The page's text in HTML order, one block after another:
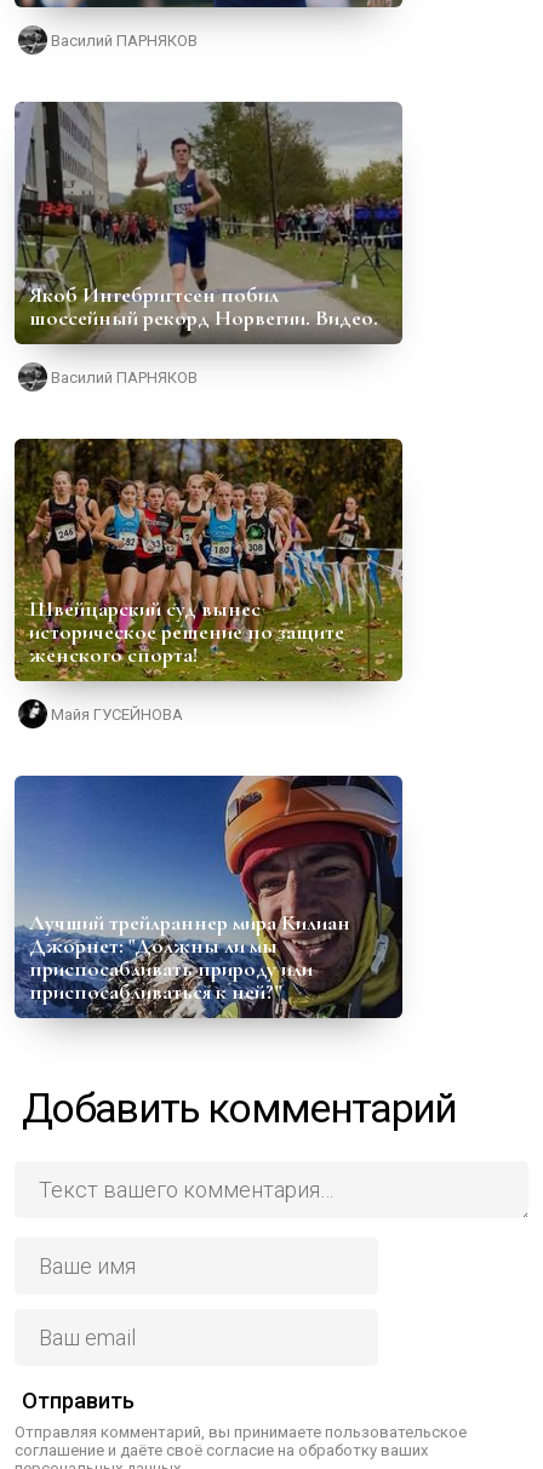
Василий ПАРНЯКОВ
Якоб Ингебригтсен побил
шоссейный рекорд Норвегии. Видео.
Василий ПАРНЯКОВ
Швейцарский суд вынес
историческое решение по защите
женского спорта!
Майя ГУСЕЙНОВА
Лучший трейлраннер мира Килиан
Джорнет: "Должны ли мы
приспосабливать природу или
приспосабливаться к ней?"
Добавить комментарий
Отправить
Отправляя комментарий, вы принимаете пользовательское
соглашение и даёте своё согласие на обработку ваших